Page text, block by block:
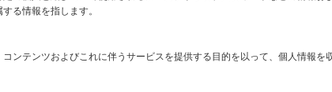
る情報を指します。
ンテンツおよびこれに伴うサービスを提供する目的を以って、個人情報を